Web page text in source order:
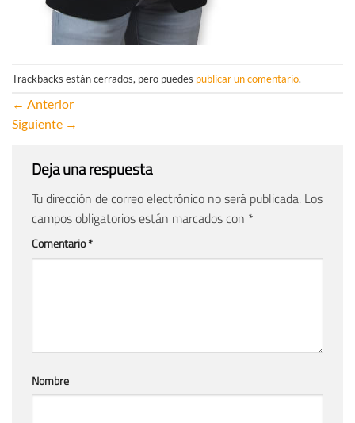
Trackbacks están cerrados, pero puedes publicar un comentario.
← Anterior
Siguiente →
Deja una respuesta
Tu dirección de correo electrónico no será publicada. Los
campos obligatorios están marcados con *
Comentario*
Nombre